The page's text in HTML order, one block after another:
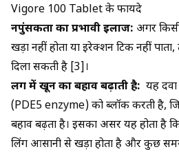
Vigore 100 Tablet के फायदे
नपुंसकता का प्रभावी इलाज: अगर
खड़ा नहीं होता या इरेक्शन टिक नहीं
दिला सकती है [3]।
लिंग में खून का बहाव बढ़ाती है: यह
(PDE5 enzyme) को ब्लॉक करती है,
बहाव बढ़ता है। इसका असर यह होता है
लिंग आसानी से खड़ा होता है और कुछ